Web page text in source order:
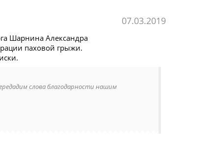
07.03.2019
Шарнина Александра
паховой грыжи.
слова благодарности нашим